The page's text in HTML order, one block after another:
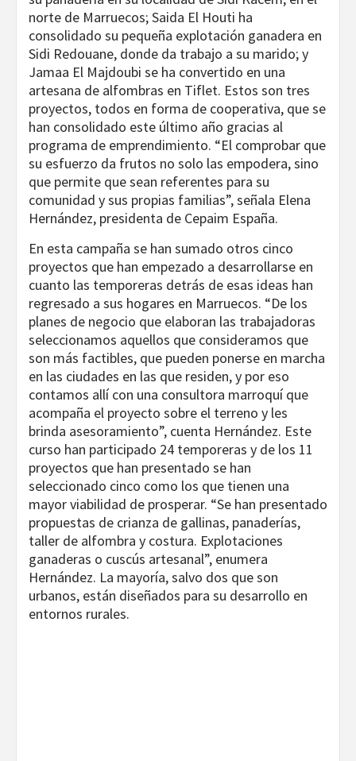
norte de Marruecos; Saida El Houti ha
consolidado su pequeña explotación ganadera en
Sidi Redouane, donde da trabajo a su marido; y
Jamaa El Majdoubi se ha convertido en una
artesana de alfombras en Tiflet. Estos son tres
proyectos, todos en forma de cooperativa, que se
han consolidado este último año gracias al
programa de emprendimiento. “El comprobar que
su esfuerzo da frutos no solo las empodera, sino
que permite que sean referentes para su
comunidad y sus propias familias”, señala Elena
Hernández, presidenta de Cepaim España.
En esta campaña se han sumado otros cinco
proyectos que han empezado a desarrollarse en
cuanto las temporeras detrás de esas ideas han
regresado a sus hogares en Marruecos. “De los
planes de negocio que elaboran las trabajadoras
seleccionamos aquellos que consideramos que
son más factibles, que pueden ponerse en marcha
en las ciudades en las que residen, y por eso
contamos allí con una consultora marroquí que
acompaña el proyecto sobre el terreno y les
brinda asesoramiento”, cuenta Hernández. Este
curso han participado 24 temporeras y de los 11
proyectos que han presentado se han
seleccionado cinco como los que tienen una
mayor viabilidad de prosperar. “Se han presentado
propuestas de crianza de gallinas, panaderías,
taller de alfombra y costura. Explotaciones
ganaderas o cuscús artesanal”, enumera
Hernández. La mayoría, salvo dos que son
urbanos, están diseñados para su desarrollo en
entornos rurales.